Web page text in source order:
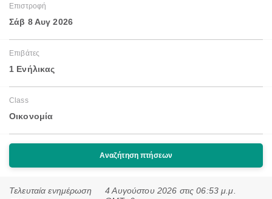
Επιστροφή
Σάβ 8 Αυγ 2026
Επιβάτες
1 Ενήλικας
Class
Οικονομία
Αναζήτηση πτήσεων
Τελευταία ενημέρωση
4 Αυγούστου 2026 στις 06:53 μ.μ.